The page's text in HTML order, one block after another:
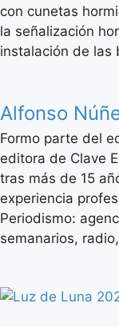
con cunetas
la señalización
instalación de las
Alfonso
Formo parte del
editora de Clave
tras más de 15
experiencia
Periodismo:
semanarios,